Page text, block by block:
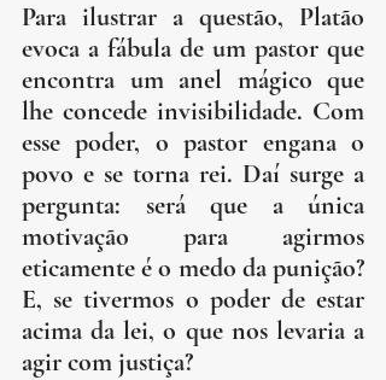
Para ilustrar a questão, Platão
evoca a fábula de um pastor que
encontra um anel mágico que
lhe concede invisibilidade. Com
esse poder, o pastor engana o
povo e se torna rei. Daí surge a
pergunta: será que a única
motivação para agirmos
eticamente é o medo da punição?
E, se tivermos o poder de estar
acima da lei, o que nos levaria a
agir com justiça?